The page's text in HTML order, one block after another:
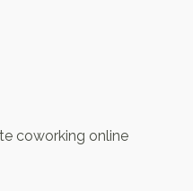
coworking online